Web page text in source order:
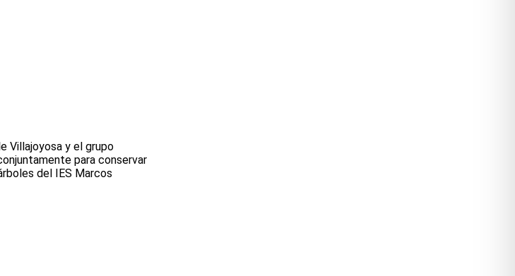
Villajoyosa y el grupo
para conservar
del IES Marcos